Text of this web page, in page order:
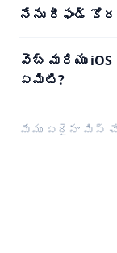
నేను రీఫండ్
వెబ్ మరియు
ఏమిటి?
మేము ఏదైనా మిస్